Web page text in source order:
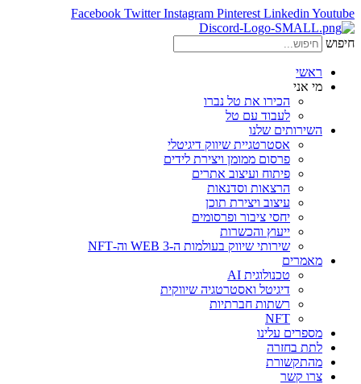
Facebook Twitter Instagram Pinterest Linkedin Youtube
חיפוש
ראשי
מי אני
הכירו את טל נברו
לעבוד עם טל
השירותים שלנו
אסטרטגיית שיווק דיגיטלי
פרסום ממומן ויצירת לידים
פיתוח ועיצוב אתרים
הרצאות וסדנאות
עיצוב ויצירת תוכן
יחסי ציבור ופרסומים
ייעוץ והכשרות
שירותי שיווק בעולמות ה-WEB 3 וה-NFT
מאמרים
טכנולוגית AI
דיגיטל ואסטרטגיה שיווקית
רשתות חברתיות
NFT
מספרים עלינו
לתת בחזרה
מהתקשורת
צרו קשר